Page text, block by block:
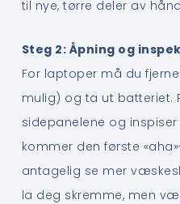
til nye, tørre deler av
Steg 2: Åpning og
For laptoper må du
mulig) og ta ut batteriet.
sidepanelene og
kommer den første
antagelig se mer
la deg skremme, men